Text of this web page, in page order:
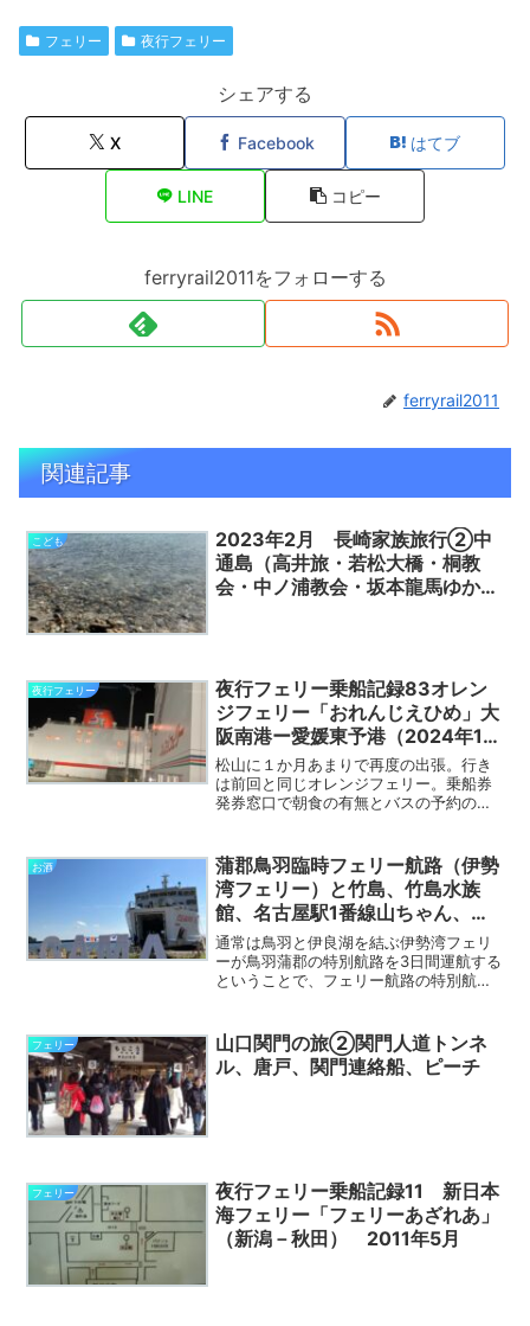
フェリー 夜行フェリー
シェアする
X Facebook はてブ
LINE コピー
ferryrail2011をフォローする
ferryrail2011
関連記事
こども
2023年2月 長崎家族旅行②中
通島（高井旅・若松大橋・桐教
会・中ノ浦教会・坂本龍馬ゆかり
夜行フェリー
夜行フェリー乗船記録83オレン
ジフェリー「おれんじえひめ」大
阪南港ー愛媛東予港（2024年12
月）
松山に１か月あまりで再度の出張。行き
は前回と同じオレンジフェリー。乗船券
発券窓口で朝食の有無とバスの予約の有
は今治行き無料バスを利用する。微妙に
下手ウマな名門大洋フェリ...
お酒
蒲郡鳥羽臨時フェリー航路（伊勢
湾フェリー）と竹島、竹島水族
館、名古屋駅1番線山ちゃん、ま
るは食堂
通常は鳥羽と伊良湖を結ぶ伊勢湾フェリ
ーが鳥羽蒲郡の特別航路を3日間運航する
ということで、フェリー航路の特別航路
山町駅は、急行などの行き先として馴染
みがある駅だが、降りる...
フェリー
山口関門の旅②関門人道トンネ
ル、唐戸、関門連絡船、ピーチ
フェリー
夜行フェリー乗船記録11 新日本
海フェリー「フェリーあざれあ」
（新潟－秋田） 2011年5月